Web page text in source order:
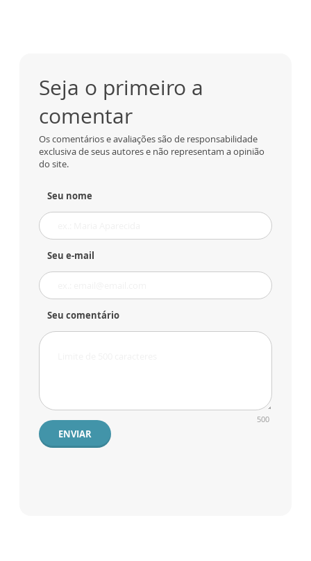
Seja o primeiro a
comentar
Os comentários e avaliações são de responsabilidade
exclusiva de seus autores e não representam a opinião
do site.
Seu nome
Seu e-mail
Seu comentário
500
ENVIAR